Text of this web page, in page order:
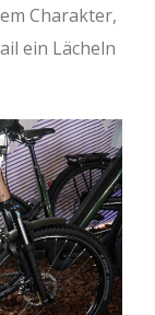
Charakter,
ein Lächeln